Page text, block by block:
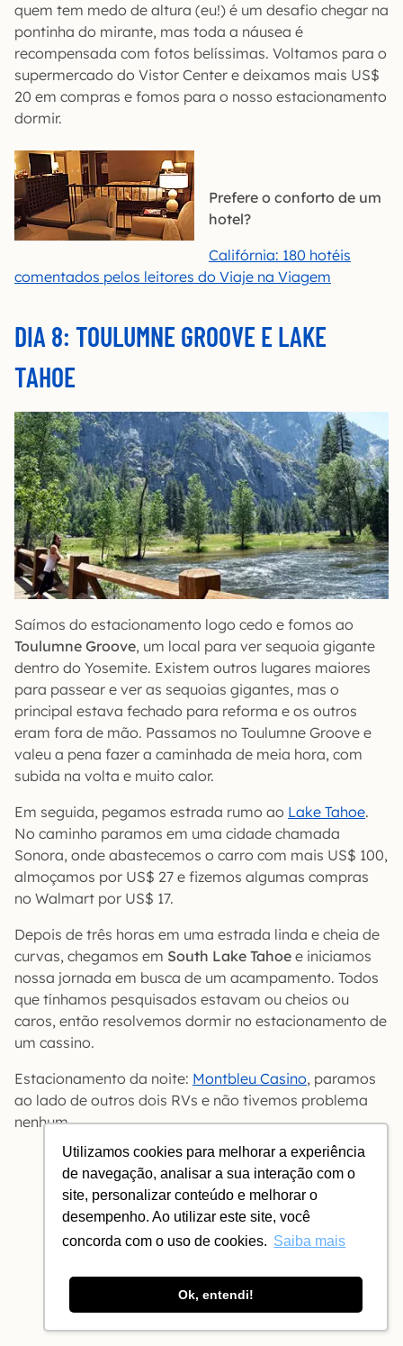
Utilizamos cookies para melhorar a experiência
de navegação, analisar a sua interação com o
site, personalizar conteúdo e melhorar o
desempenho. Ao utilizar este site, você
concorda com o uso de cookies. Saiba mais
Ok, entendi!
quem tem medo de altura (eu!) é um desafio chegar na
pontinha do mirante, mas toda a náusea é
recompensada com fotos belíssimas. Voltamos para o
supermercado do Vistor Center e deixamos mais US$
20 em compras e fomos para o nosso estacionamento
dormir.
Prefere o conforto de um
hotel?
Califórnia: 180 hotéis
comentados pelos leitores do Viaje na Viagem
DIA 8: TOULUMNE GROOVE E LAKE
TAHOE
Saímos do estacionamento logo cedo e fomos ao
Toulumne Groove, um local para ver sequoia gigante
dentro do Yosemite. Existem outros lugares maiores
para passear e ver as sequoias gigantes, mas o
principal estava fechado para reforma e os outros
eram fora de mão. Passamos no Toulumne Groove e
valeu a pena fazer a caminhada de meia hora, com
subida na volta e muito calor.
Em seguida, pegamos estrada rumo ao Lake Tahoe.
No caminho paramos em uma cidade chamada
Sonora, onde abastecemos o carro com mais US$ 100,
almoçamos por US$ 27 e fizemos algumas compras
no Walmart por US$ 17.
Depois de três horas em uma estrada linda e cheia de
curvas, chegamos em South Lake Tahoe e iniciamos
nossa jornada em busca de um acampamento. Todos
que tínhamos pesquisados estavam ou cheios ou
caros, então resolvemos dormir no estacionamento de
um cassino.
Estacionamento da noite: Montbleu Casino, paramos
ao lado de outros dois RVs e não tivemos problema
nenhum.